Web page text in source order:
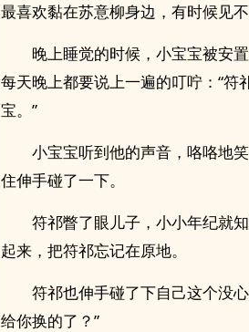
最喜欢黏在苏意柳身边，有时候见不
晚上睡觉的时候，小宝宝被安
每天晚上都要说上一遍的叮咛：“
宝。”
小宝宝听到他的声音，咯咯地
住伸手碰了一下。
符祁瞥了眼儿子，小小年纪就
起来，把符祁忘记在原地。
符祁也伸手碰了下自己这个没
给你换的了？”